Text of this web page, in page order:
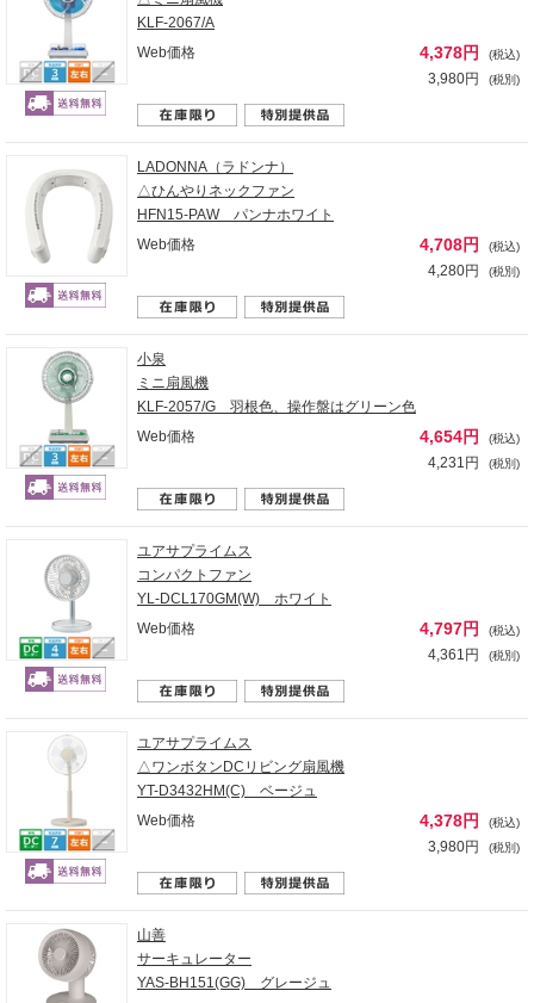
KLF-2067/A
Web価格
4,378円 (税込)
3,980円 (税別)
LADONNA（ラドンナ）
△ひんやりネックファン
HFN15-PAW パンナホワイト
Web価格
4,708円 (税込)
4,280円 (税別)
小泉
ミニ扇風機
KLF-2057/G 羽根色、操作盤はグリーン色
Web価格
4,654円 (税込)
4,231円 (税別)
ユアサプライムス
コンパクトファン
YL-DCL170GM(W) ホワイト
Web価格
4,797円 (税込)
4,361円 (税別)
ユアサプライムス
△ワンボタンDCリビング扇風機
YT-D3432HM(C) ベージュ
Web価格
4,378円 (税込)
3,980円 (税別)
山善
サーキュレーター
YAS-BH151(GG) グレージュ